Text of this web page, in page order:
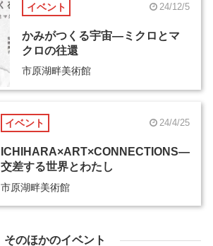
イベント 24/12/5
かみがつくる宇宙―ミクロとマ
クロの往還
市原湖畔美術館
イベント 24/4/25
ICHIHARA×ART×CONNECTIONS―
交差する世界とわたし
市原湖畔美術館
そのほかのイベント